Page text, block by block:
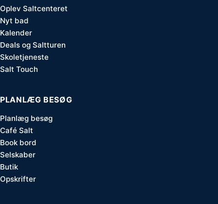
Oplev Saltcenteret
Nyt bad
Kalender
Deals og Saltturen
Skoletjeneste
Salt Touch
PLANLÆG BESØG
Planlæg besøg
Café Salt
Book bord
Selskaber
Butik
Opskrifter